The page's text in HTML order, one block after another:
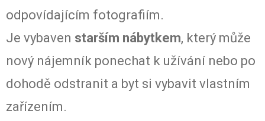
odpovídajícím fotografiím.
Je vybaven starším nábytkem, který může
nový nájemník ponechat k užívání nebo po
dohodě odstranit a byt si vybavit vlastním
zařízením.